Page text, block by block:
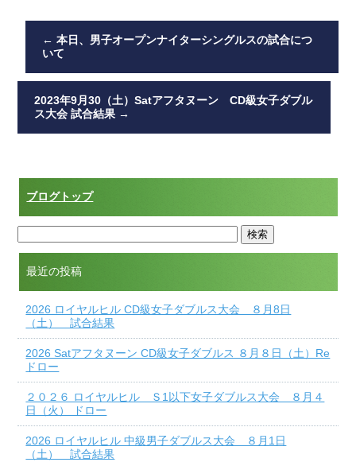
← 本日、男子オープンナイターシングルスの試合につ
いて
2023年9月30（土）Satアフタヌーン CD級女子ダブル
ス大会 試合結果 →
ブログトップ
最近の投稿
2026 ロイヤルヒル CD級女子ダブルス大会 ８月8日
（土） 試合結果
2026 Satアフタヌーン CD級女子ダブルス ８月８日（土）Re
ドロー
２０２６ ロイヤルヒル Ｓ1以下女子ダブルス大会 ８月４
日（火） ドロー
2026 ロイヤルヒル 中級男子ダブルス大会 ８月1日
（土） 試合結果